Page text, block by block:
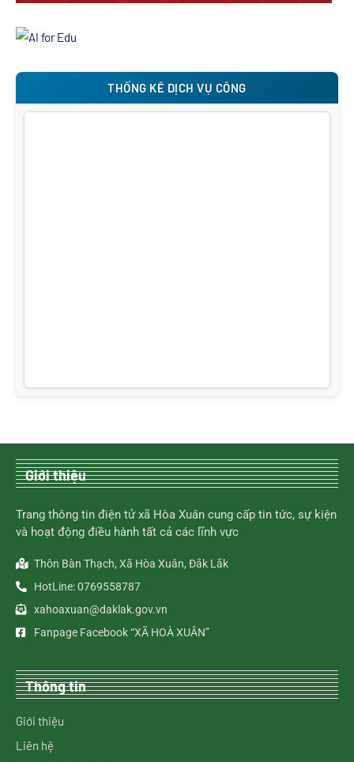
THỐNG KÊ DỊCH VỤ CÔNG
Giới thiệu
Trang thông tin điện tử xã Hòa Xuân cung cấp tin tức, sự kiện
và hoạt động điều hành tất cả các lĩnh vực
Thôn Bàn Thạch, Xã Hòa Xuân, Đắk Lắk
HotLine: 0769558787
xahoaxuan@daklak.gov.vn
Fanpage Facebook “XÃ HOÀ XUÂN”
Thông tin
Giới thiệu
Liên hệ